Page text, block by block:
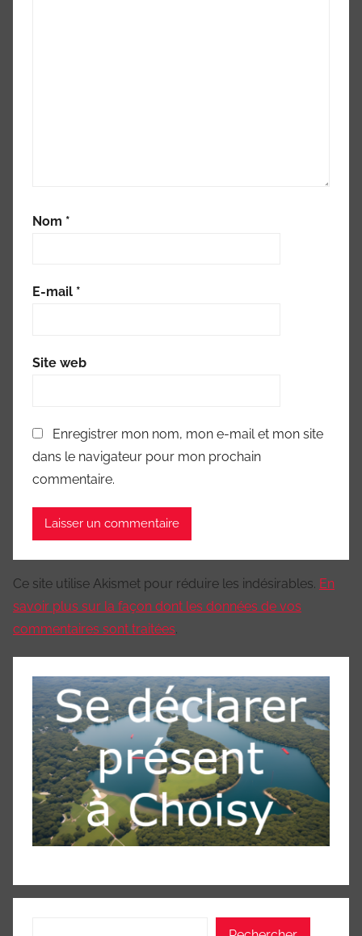
Nom *
E-mail *
Site web
Enregistrer mon nom, mon e-mail et mon site
dans le navigateur pour mon prochain
commentaire.
Ce site utilise Akismet pour réduire les indésirables. En
savoir plus sur la façon dont les données de vos
commentaires sont traitées.